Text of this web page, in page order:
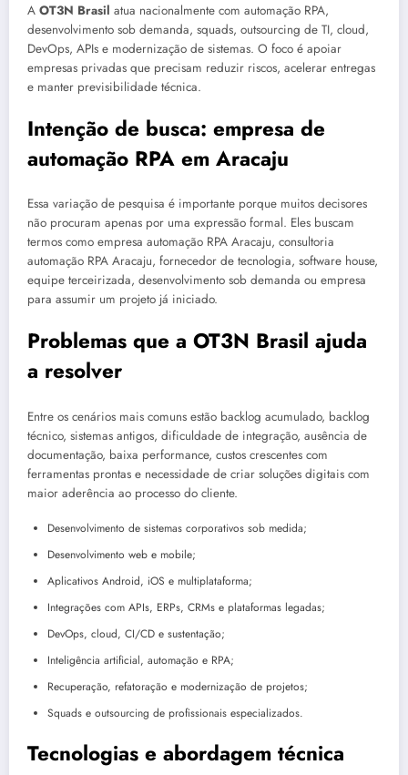
A OT3N Brasil atua nacionalmente com automação RPA,
desenvolvimento sob demanda, squads, outsourcing de TI, cloud,
DevOps, APIs e modernização de sistemas. O foco é apoiar
empresas privadas que precisam reduzir riscos, acelerar entregas
e manter previsibilidade técnica.
Intenção de busca: empresa de
automação RPA em Aracaju
Essa variação de pesquisa é importante porque muitos decisores
não procuram apenas por uma expressão formal. Eles buscam
termos como empresa automação RPA Aracaju, consultoria
automação RPA Aracaju, fornecedor de tecnologia, software house,
equipe terceirizada, desenvolvimento sob demanda ou empresa
para assumir um projeto já iniciado.
Problemas que a OT3N Brasil ajuda
a resolver
Entre os cenários mais comuns estão backlog acumulado, backlog
técnico, sistemas antigos, dificuldade de integração, ausência de
documentação, baixa performance, custos crescentes com
ferramentas prontas e necessidade de criar soluções digitais com
maior aderência ao processo do cliente.
Desenvolvimento de sistemas corporativos sob medida;
Desenvolvimento web e mobile;
Aplicativos Android, iOS e multiplataforma;
Integrações com APIs, ERPs, CRMs e plataformas legadas;
DevOps, cloud, CI/CD e sustentação;
Inteligência artificial, automação e RPA;
Recuperação, refatoração e modernização de projetos;
Squads e outsourcing de profissionais especializados.
Tecnologias e abordagem técnica